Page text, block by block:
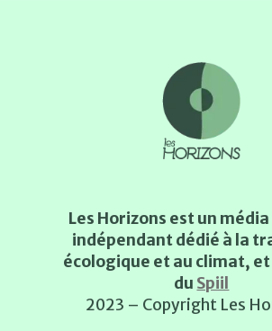
Les Horizons est un
indépendant dédié à la
écologique et au climat,
du Spiil
2023 – Copyright Les